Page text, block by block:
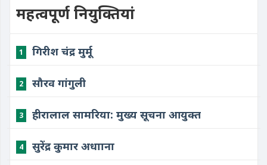
महत्वपूर्ण नियुक्तियां
1 गिरीश चंद्र मुर्मू
2 सौरव गांगुली
3 हीरालाल सामरिया: मुख्य सूचना आयुक्त
4 सुरेंद्र कुमार अधााना